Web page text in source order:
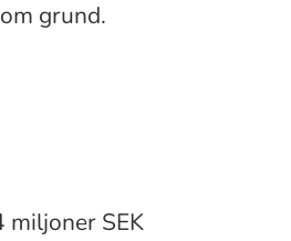
grund.
miljoner SEK